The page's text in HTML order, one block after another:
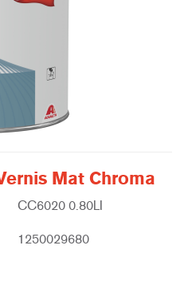
Mat Chroma
CC6020 0.80LI
1250029680